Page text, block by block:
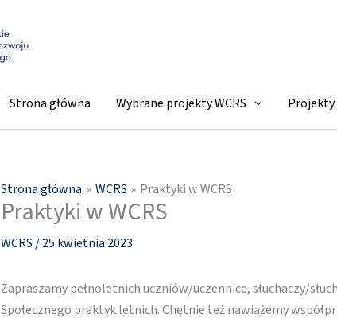
Strona główna Wybrane projekty WCRS Projekty
Strona główna WCRS Praktyki w WCRS
Praktyki w WCRS
WCRS /25 kwietnia 2023
Zapraszamy pełnoletnich uczniów/uczennice, słuchaczy/
Społecznego praktyk letnich. Chętnie też nawiążemy